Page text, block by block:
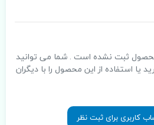
محصول ثبت نشده است . شما می توانید
یا استفاده از این محصول را با دیگران
کاربری برای ثبت نظر